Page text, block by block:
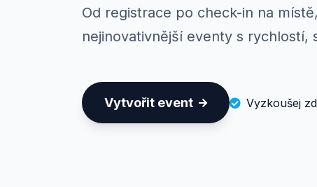
Od registrace po check-in na
nejinovativnější eventy s rychlostí,
Vytvořit event Vyzkoušej